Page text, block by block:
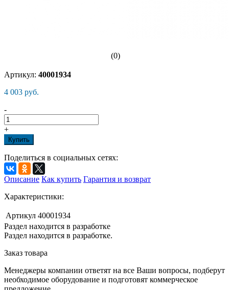
(0)
Артикул: 40001934
4 003 руб.
-
+
Купить
Поделиться в социальных сетях:
Описание Как купить Гарантия и возврат
Характеристики:
Артикул 40001934
Раздел находится в разработке
Раздел находится в разработке.
Заказ товара
Менеджеры компании ответят на все Ваши вопросы, подберут
необходимое оборудование и подготовят коммерческое